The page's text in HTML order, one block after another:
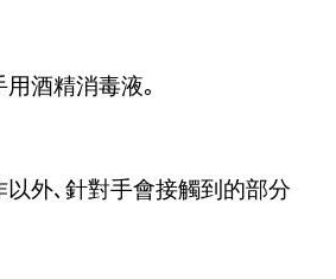
酒精消毒液｡
以外､針對手會接觸到的部分